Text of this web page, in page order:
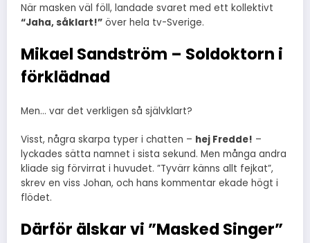
När masken väl föll, landade svaret med ett kollektivt
“Jaha, såklart!” över hela tv-Sverige.
Mikael Sandström – Soldoktorn i
förklädnad
Men… var det verkligen så självklart?
Visst, några skarpa typer i chatten – hej Fredde! –
lyckades sätta namnet i sista sekund. Men många andra
kliade sig förvirrat i huvudet. ”Tyvärr känns allt fejkat”,
skrev en viss Johan, och hans kommentar ekade högt i
flödet.
Därför älskar vi ”Masked Singer”